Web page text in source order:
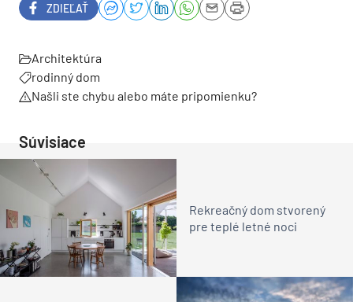
ZDIEĽAŤ
Architektúra
rodinný dom
Našli ste chybu alebo máte pripomienku?
Súvisiace
Rekreačný dom stvorený
pre teplé letné noci